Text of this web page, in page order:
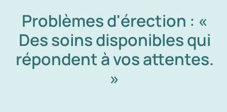
Problèmes d'érection : «
Des soins disponibles qui
répondent à vos attentes.
»